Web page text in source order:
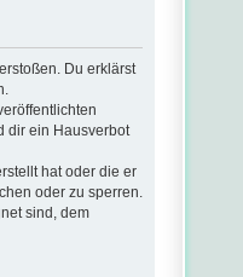
Du erklärst
dir ein Hausverbot
hat oder die er
oder zu sperren.
sind, dem